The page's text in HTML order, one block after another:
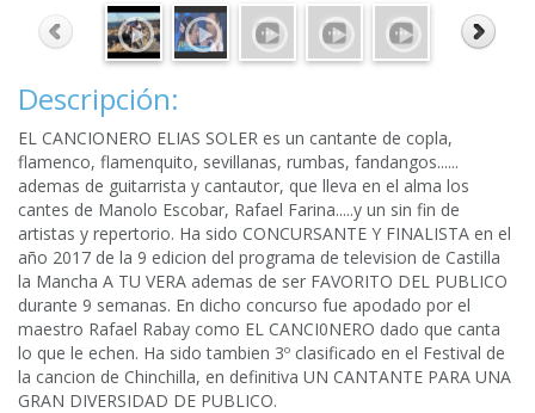
Descripción:
EL CANCIONERO ELIAS SOLER es un cantante de copla,
flamenco, flamenquito, sevillanas, rumbas, fandangos......
ademas de guitarrista y cantautor, que lleva en el alma los
cantes de Manolo Escobar, Rafael Farina.....y un sin fin de
artistas y repertorio. Ha sido CONCURSANTE Y FINALISTA en el
año 2017 de la 9 edicion del programa de television de Castilla
la Mancha A TU VERA ademas de ser FAVORITO DEL PUBLICO
durante 9 semanas. En dicho concurso fue apodado por el
maestro Rafael Rabay como EL CANCI0NERO dado que canta
lo que le echen. Ha sido tambien 3º clasificado en el Festival de
la cancion de Chinchilla, en definitiva UN CANTANTE PARA UNA
GRAN DIVERSIDAD DE PUBLICO.